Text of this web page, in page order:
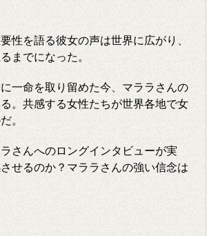
性を語る彼女の声は世界に広がり、
までになった。
一命を取り留めた今、マララさんの
。共感する女性たちが世界各地で女
。
さんへのロングインタビューが実
せるのか？マララさんの強い信念は